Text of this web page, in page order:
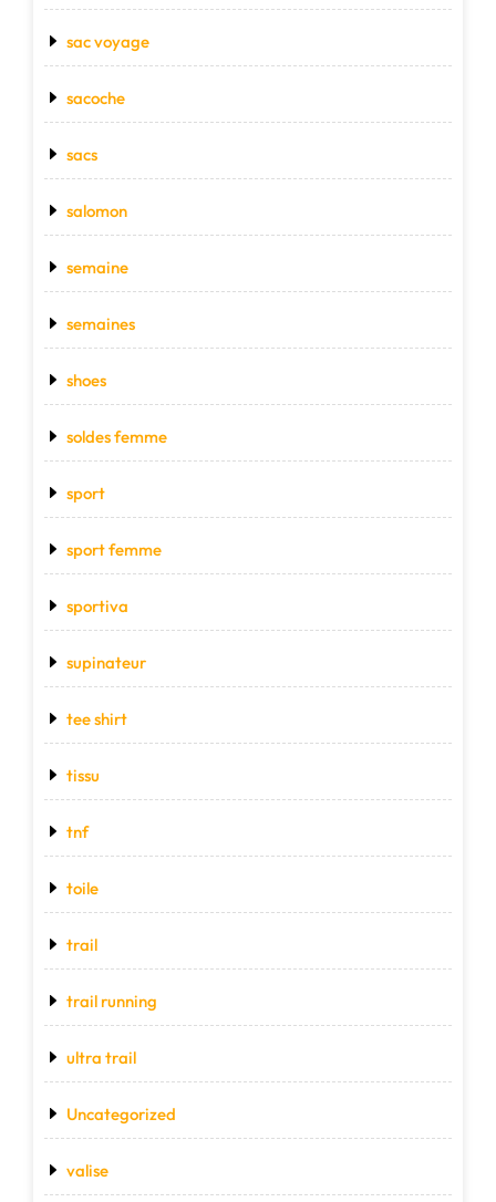
sac voyage
sacoche
sacs
salomon
semaine
semaines
shoes
soldes femme
sport
sport femme
sportiva
supinateur
tee shirt
tissu
tnf
toile
trail
trail running
ultra trail
Uncategorized
valise